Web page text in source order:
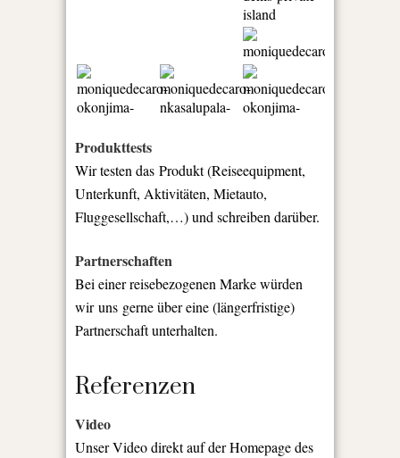
Produkttests
Wir testen das Produkt (Reiseequipment,
Unterkunft, Aktivitäten, Mietauto,
Fluggesellschaft,…) und schreiben darüber.
Partnerschaften
Bei einer reisebezogenen Marke würden
wir uns gerne über eine (längerfristige)
Partnerschaft unterhalten.
Referenzen
Video
Unser Video direkt auf der Homepage des